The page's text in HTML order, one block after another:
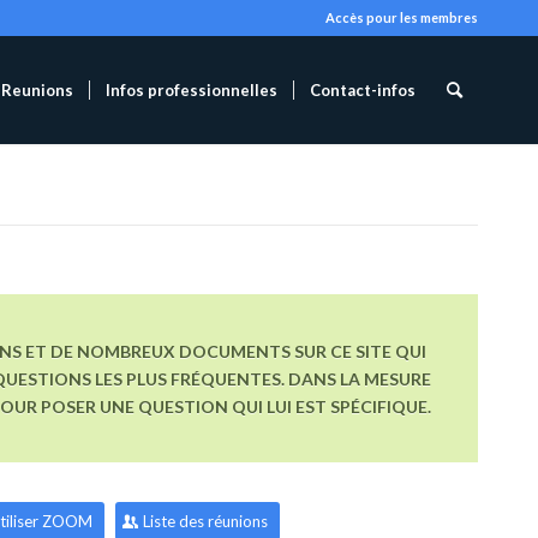
Accès pour les membres
Reunions Infos professionnelles Contact-infos
ET DE NOMBREUX DOCUMENTS SUR CE SITE QUI
LES PLUS FRÉQUENTES. DANS LA MESURE
POSER UNE QUESTION QUI LUI EST SPÉCIFIQUE.
ZOOM Liste des réunions